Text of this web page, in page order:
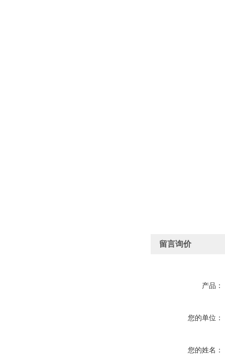
留言询价
产品：
您的单位：
您的姓名：